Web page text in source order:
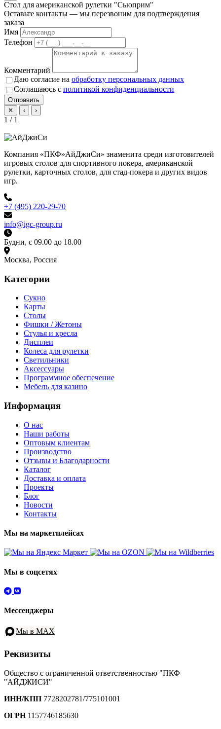
Стол для американской рулетки "Сьюприм"
Оставьте контакты — мы перезвоним для подтверждения
заказа
Имя
Телефон
Комментарий
Даю согласие на обработку персональных данных
Соглашаюсь с политикой конфиденциальности
Отправить
✕
‹ ›
1 / 1
Компания «ПКФ»АйДжиСи» знаменита среди изготовителей
игровых столов для спортивного покера, американской
рулетки, карточных столов, для стад-покера и других видов
игр.
+7 (495) 220-29-70
info@igc-group.ru
Будни, с 09.00 до 18.00
Москва, Россия
Категории
Сукно
Карты
Столы
Фишки / Жетоны
Стулья и кресла
Дисплеи
Колеса для рулетки
Светильники
Аксессуары
Программное обеспечение
Мебель для казино
Информация
О нас
Наши работы
Оптовым клиентам
Производство
Отзывы и Благодарности
Каталог
Доставка и оплата
Проекты
Блог
Новости
Контакты
Мы на маркетплейсах
Мы в соцсетях
Мессенджеры
Мы в MAX
Реквизиты
Общество с ограниченной ответственностью "ПКФ
"АЙДЖИСИ"
ИНН/КПП 7728202781/775101001
ОГРН1157746185630